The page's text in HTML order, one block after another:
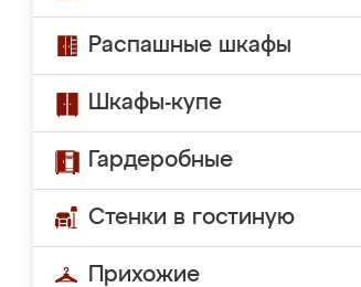
Распашные шкафы
Шкафы-купе
Гардеробные
Стенки в гостиную
Прихожие